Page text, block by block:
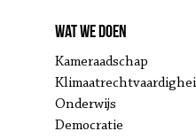
Wat we doen
Kameraadschap
Onderwijs
Democratie